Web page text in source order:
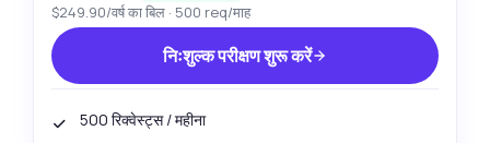
$249.90/वर्ष का बिल · 500 req/माह
निःशुल्क परीक्षण शुरू करें
500 रिक्वेस्ट्स / महीना